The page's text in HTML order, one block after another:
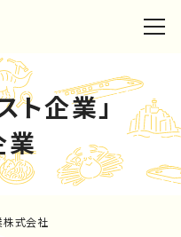
ト企業」
業
式会社